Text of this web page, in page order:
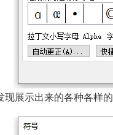
示出来的各种各样的